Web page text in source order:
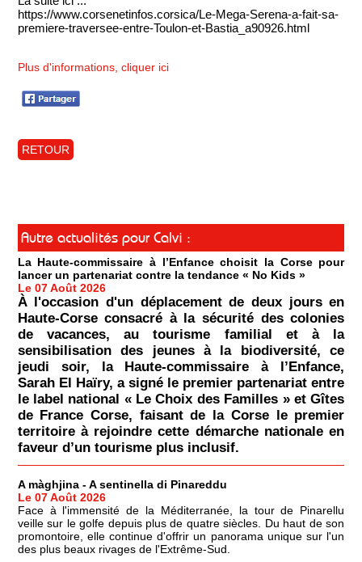
https://www.corsenetinfos.corsica/Le-Mega-Serena-a-fait-sa-
premiere-traversee-entre-Toulon-et-Bastia_a90926.html
Plus d'informations, cliquer ici
RETOUR
Autre actualités pour Calvi :
La Haute-commissaire à l’Enfance choisit la Corse pour
lancer un partenariat contre la tendance « No Kids »
Le 07 Août 2026
À l'occasion d'un déplacement de deux jours en
Haute-Corse consacré à la sécurité des colonies
de vacances, au tourisme familial et à la
sensibilisation des jeunes à la biodiversité, ce
jeudi soir, la Haute-commissaire à l’Enfance,
Sarah El Haïry, a signé le premier partenariat entre
le label national « Le Choix des Familles » et Gîtes
de France Corse, faisant de la Corse le premier
territoire à rejoindre cette démarche nationale en
faveur d’un tourisme plus inclusif.
A màghjina - A sentinella di Pinareddu
Le 07 Août 2026
Face à l'immensité de la Méditerranée, la tour de Pinarellu
veille sur le golfe depuis plus de quatre siècles. Du haut de son
promontoire, elle continue d'offrir un panorama unique sur l'un
des plus beaux rivages de l'Extrême-Sud.